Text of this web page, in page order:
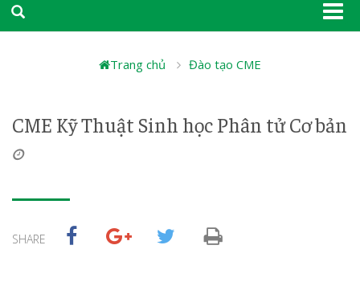
Trang chủ Đào tạo CME
CME Kỹ Thuật Sinh học Phân tử Cơ bản
SHARE